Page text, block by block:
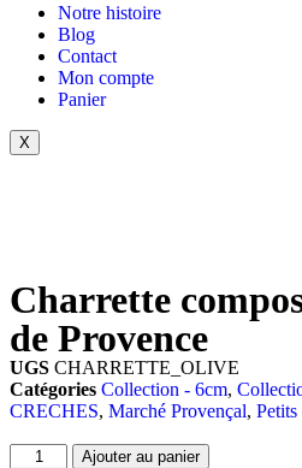
Notre histoire
Blog
Contact
Mon compte
Panier
X
Charrette
de Provence
UGS CHARRETTE_OLIVE
Catégories Collection - 6cm,
CRECHES, Marché Provençal, Petits
Ajouter au panier